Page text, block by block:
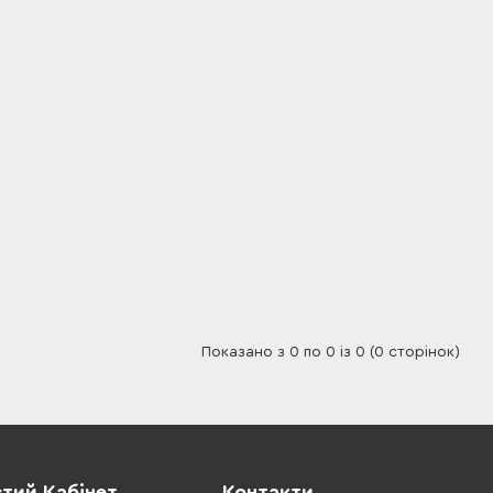
Показано з 0 по 0 із 0 (0 сторінок)